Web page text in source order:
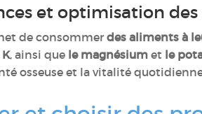
et optimisation
de consommer des aliments à
, ainsi que le magnésium et le
osseuse et la vitalité